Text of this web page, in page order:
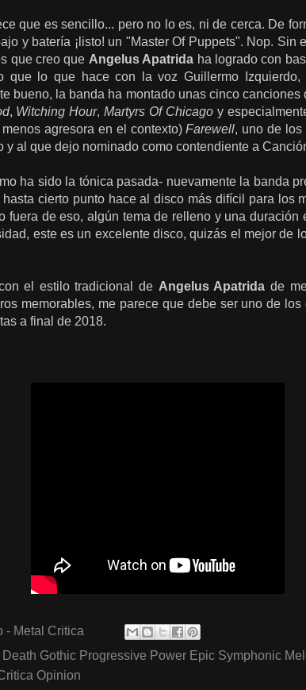
que es sencillo... pero no lo es, ni de cerca. De
y batería ¡listo! un "Master Of Puppets". Nop. Sin
que creo que Angelus Apatrida ha logrado con
que lo que hace con la voz Guillermo
bueno, la banda ha montado unas cinco canciones
, Witching Hour,Martyrs Of Chicagoy
agresora en el contexto)Farewell, uno de los
y al que dejo nominado como contendiente a
ha sido la tónica pasada- nuevamente la banda
cierto punto hace al disco más difícil para los
fuera de eso, algún tema de relleno y una duración
este es un excelente disco, quizás el mejor de
el estilo tradicional de Angelus Apatrida de
memorables, me parece que debe ser uno de
a final de 2018.
- Metal Critica
Death Gothic Progressive Power Epic Symphonic
Opinion